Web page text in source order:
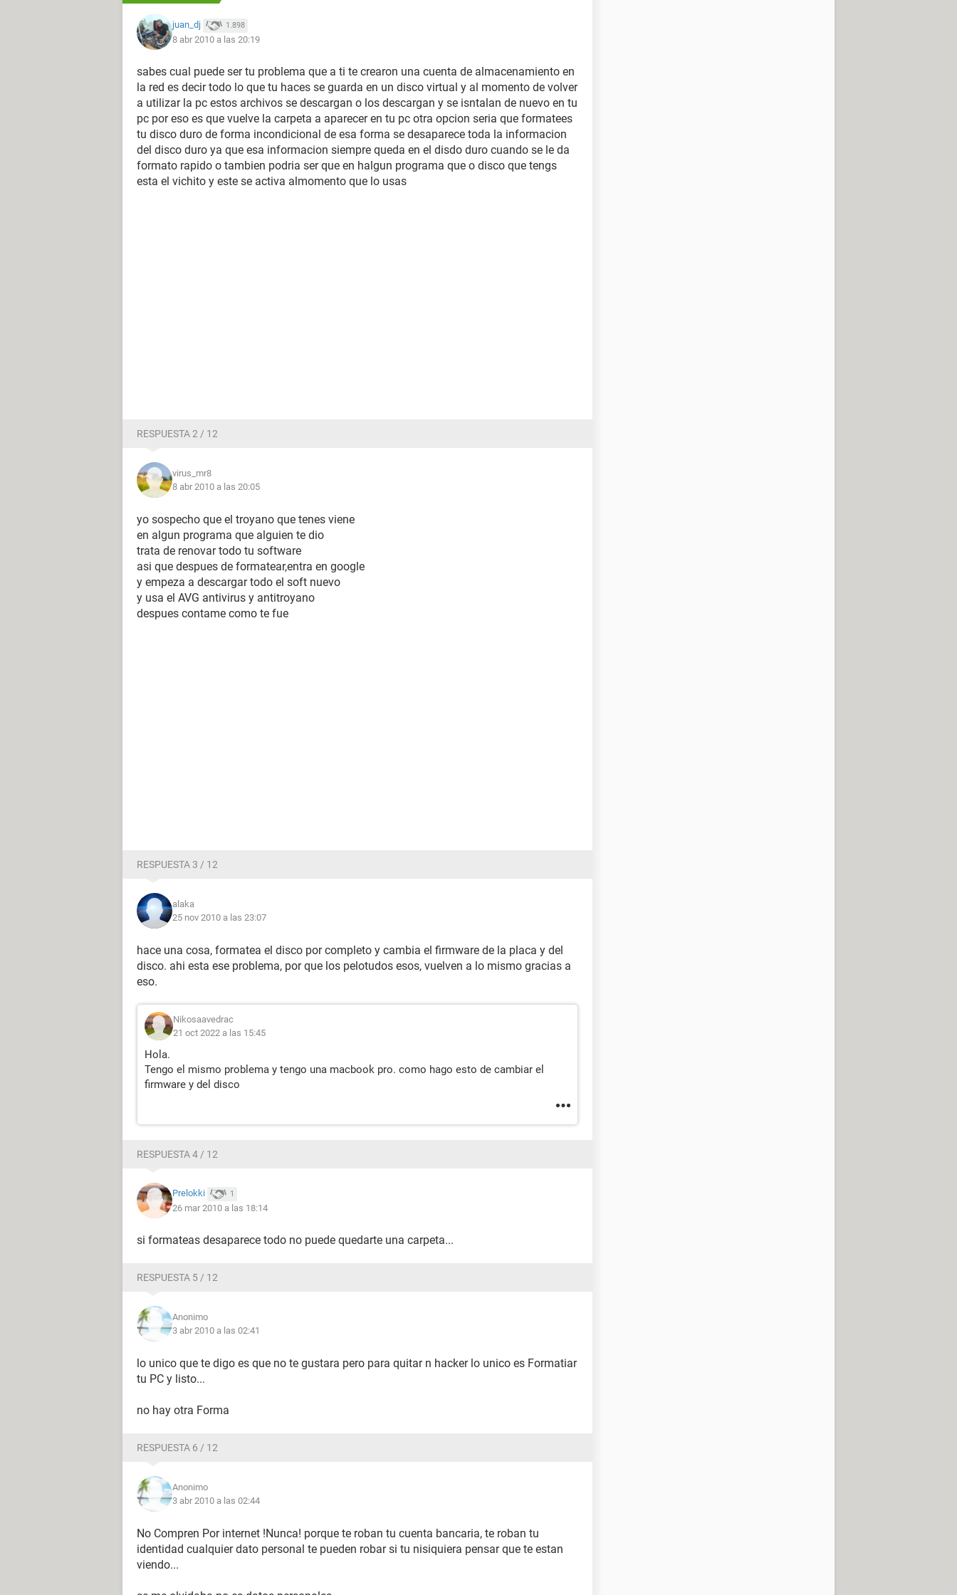
juan_dj 1.898
8 abr 2010 a las 20:19
sabes cual puede ser tu problema que a ti te crearon una cuenta de almacenamiento en
la red es decir todo lo que tu haces se guarda en un disco virtual y al momento de volver
a utilizar la pc estos archivos se descargan o los descargan y se isntalan de nuevo en tu
pc por eso es que vuelve la carpeta a aparecer en tu pc otra opcion seria que formatees
tu disco duro de forma incondicional de esa forma se desaparece toda la informacion
del disco duro ya que esa informacion siempre queda en el disdo duro cuando se le da
formato rapido o tambien podria ser que en halgun programa que o disco que tengs
esta el vichito y este se activa almomento que lo usas
RESPUESTA 2 / 12
virus_mr8
8 abr 2010 a las 20:05
yo sospecho que el troyano que tenes viene
en algun programa que alguien te dio
trata de renovar todo tu software
asi que despues de formatear,entra en google
y empeza a descargar todo el soft nuevo
y usa el AVG antivirus y antitroyano
despues contame como te fue
RESPUESTA 3 / 12
alaka
25 nov 2010 a las 23:07
hace una cosa, formatea el disco por completo y cambia el firmware de la placa y del
disco. ahi esta ese problema, por que los pelotudos esos, vuelven a lo mismo gracias a
eso.
Nikosaavedrac
21 oct 2022 a las 15:45
Hola.
Tengo el mismo problema y tengo una macbook pro. como hago esto de cambiar el
firmware y del disco
RESPUESTA 4 / 12
Prelokki 1
26 mar 2010 a las 18:14
si formateas desaparece todo no puede quedarte una carpeta...
RESPUESTA 5 / 12
Anonimo
3 abr 2010 a las 02:41
lo unico que te digo es que no te gustara pero para quitar n hacker lo unico es Formatiar
tu PC y listo...
no hay otra Forma
RESPUESTA 6 / 12
Anonimo
3 abr 2010 a las 02:44
No Compren Por internet !Nunca! porque te roban tu cuenta bancaria, te roban tu
identidad cualquier dato personal te pueden robar si tu nisiquiera pensar que te estan
viendo...